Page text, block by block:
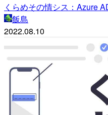
くらめその情シス：Azure
飯島
2022.08.10